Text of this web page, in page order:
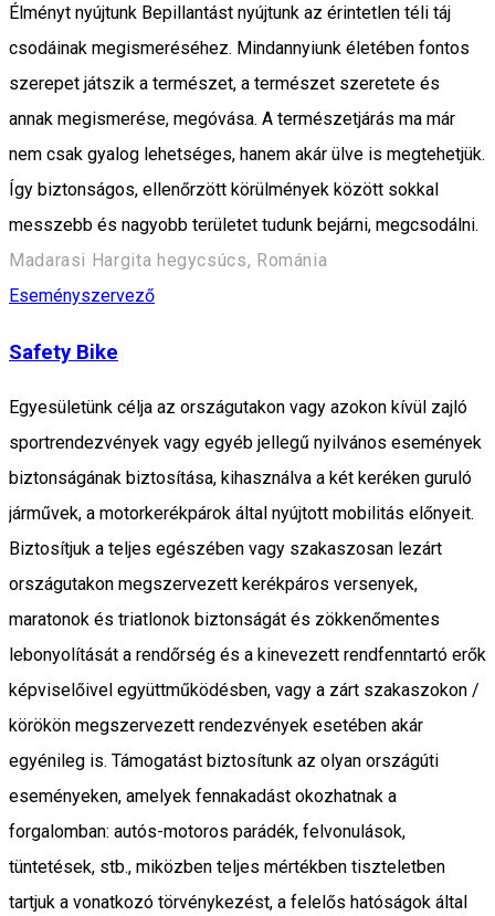
Élményt nyújtunk Bepillantást nyújtunk az érintetlen téli táj
csodáinak megismeréséhez. Mindannyiunk életében fontos
szerepet játszik a természet, a természet szeretete és
annak megismerése, megóvása. A természetjárás ma már
nem csak gyalog lehetséges, hanem akár ülve is megtehetjük.
Így biztonságos, ellenőrzött körülmények között sokkal
messzebb és nagyobb területet tudunk bejárni, megcsodálni.
Madarasi Hargita hegycsúcs, Románia
Eseményszervező
Safety Bike
Egyesületünk célja az országutakon vagy azokon kívül zajló
sportrendezvények vagy egyéb jellegű nyilvános események
biztonságának biztosítása, kihasználva a két keréken guruló
járművek, a motorkerékpárok által nyújtott mobilitás előnyeit.
Biztosítjuk a teljes egészében vagy szakaszosan lezárt
országutakon megszervezett kerékpáros versenyek,
maratonok és triatlonok biztonságát és zökkenőmentes
lebonyolítását a rendőrség és a kinevezett rendfenntartó erők
képviselőivel együttműködésben, vagy a zárt szakaszokon /
körökön megszervezett rendezvények esetében akár
egyénileg is. Támogatást biztosítunk az olyan országúti
eseményeken, amelyek fennakadást okozhatnak a
forgalomban: autós-motoros parádék, felvonulások,
tüntetések, stb., miközben teljes mértékben tiszteletben
tartjuk a vonatkozó törvénykezést, a felelős hatóságok által